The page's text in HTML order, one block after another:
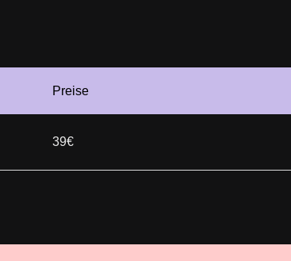
Preise
39€